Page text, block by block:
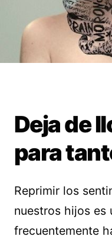
Deja de
para
Reprimir los
nuestros hijos es
frecuentemente